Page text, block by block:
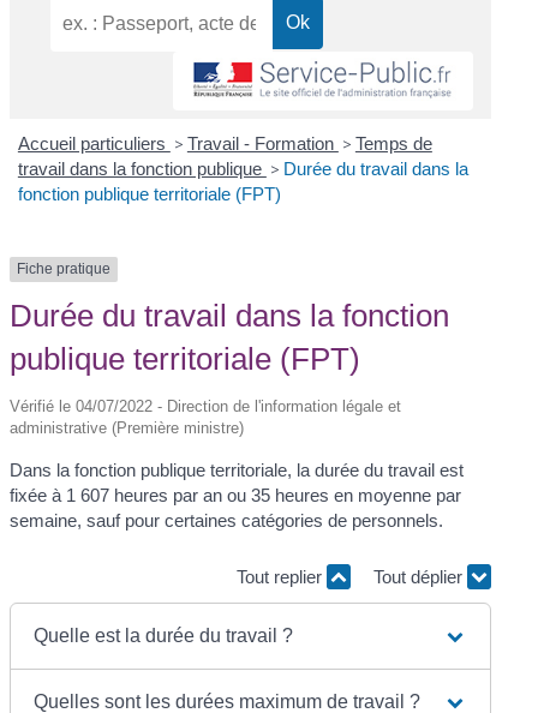
Accueil particuliers > Travail - Formation > Temps de
travail dans la fonction publique > Durée du travail dans la
fonction publique territoriale (FPT)
Fiche pratique
Durée du travail dans la fonction
publique territoriale (FPT)
Vérifié le 04/07/2022 - Direction de l'information légale et
administrative (Première ministre)
Dans la fonction publique territoriale, la durée du travail est
fixée à 1 607 heures par an ou 35 heures en moyenne par
semaine, sauf pour certaines catégories de personnels.
Tout replier Tout déplier
Quelle est la durée du travail ?
Quelles sont les durées maximum de travail ?